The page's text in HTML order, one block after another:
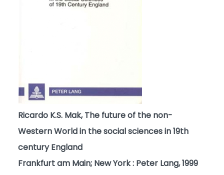
Ricardo K.S. Mak, The future of the non-
Western World in the social sciences in 19th
century England
Frankfurt am Main; New York : Peter Lang, 1999